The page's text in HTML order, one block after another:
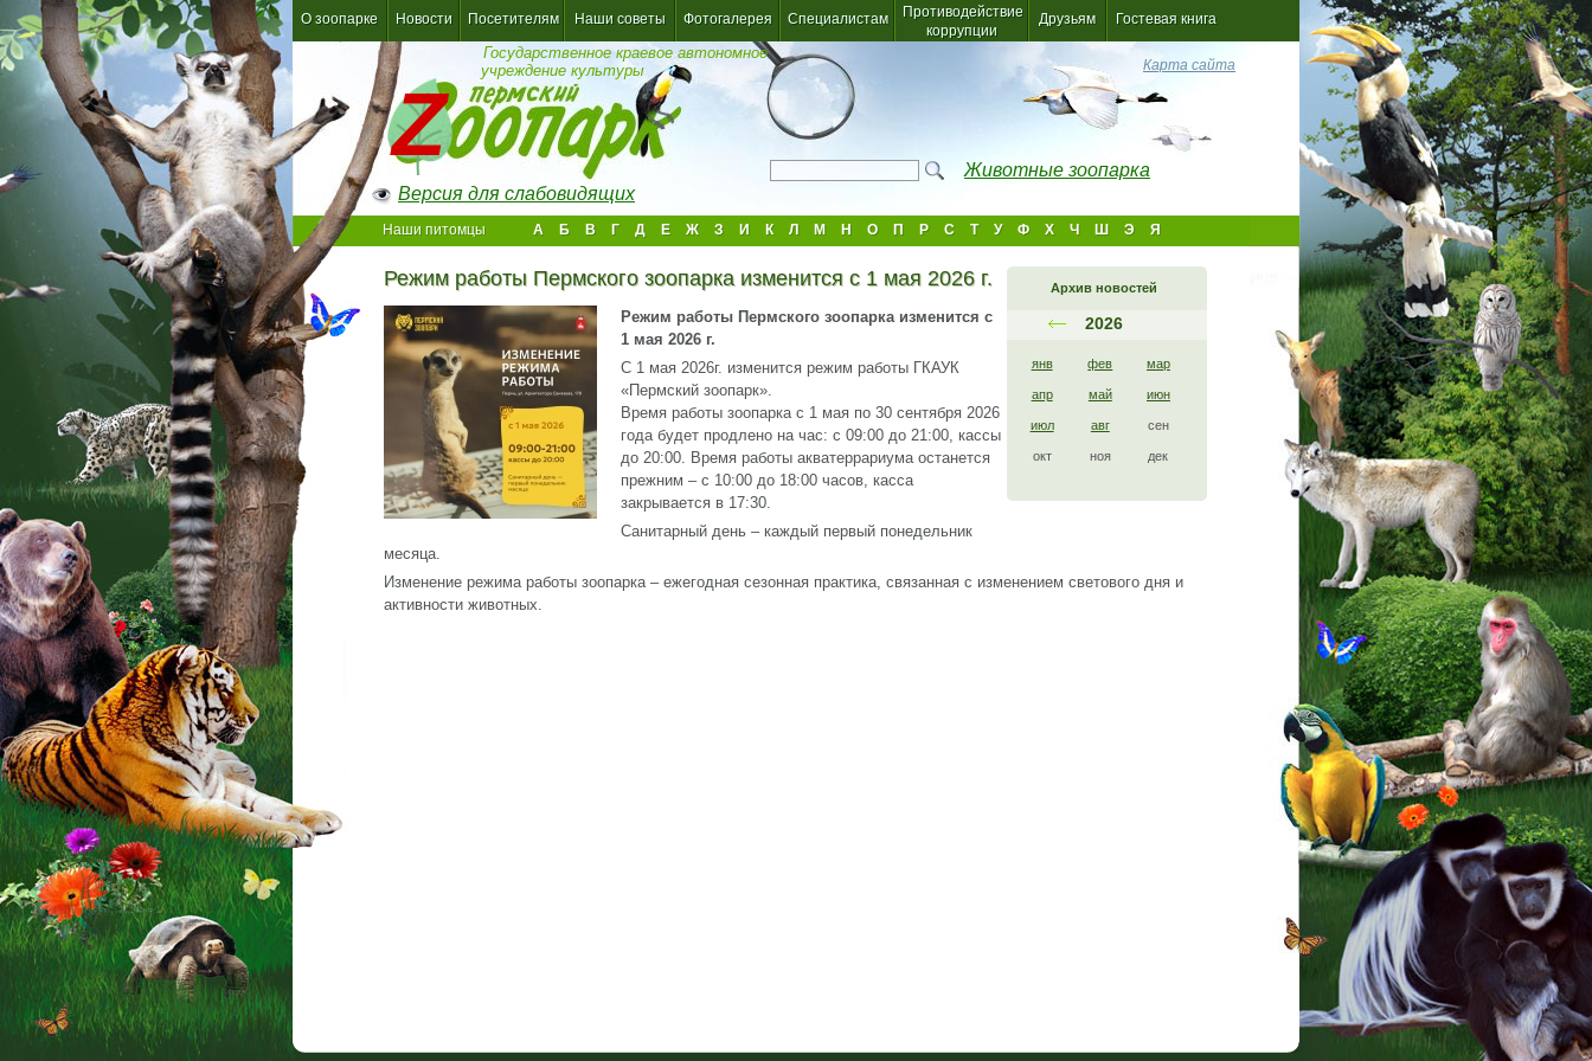
О зоопарке Новости Посетителям Наши советы Фотогалерея Специалистам
Противодействие
коррупции
Друзьям Гостевая книга
Государственное краевое автономное
учреждение культуры
Животные зоопарка
Карта сайта
Версия для слабовидящих
Наши питомцы А Б В Г Д Е Ж З И К Л М Н О П Р С Т У Ф Х Ч Ш Э Я
Архив новостей
2026
янв фев мар
апр май июн
июл авг сен
окт ноя дек
Режим работы Пермского зоопарка изменится с 1 мая 2026 г.
Режим работы Пермского зоопарка изменится с
1 мая 2026 г.
С 1 мая 2026г. изменится режим работы ГКАУК
«Пермский зоопарк».
Время работы зоопарка с 1 мая по 30 сентября 2026
года будет продлено на час: с 09:00 до 21:00, кассы
до 20:00. Время работы акватеррариума останется
прежним – с 10:00 до 18:00 часов, касса
закрывается в 17:30.
Санитарный день – каждый первый понедельник
месяца.
Изменение режима работы зоопарка – ежегодная сезонная практика, связанная с изменением светового дня и
активности животных.